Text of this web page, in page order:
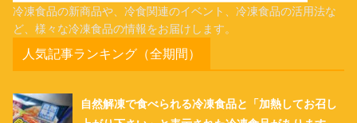
冷凍食品の新商品や、冷食関連のイベント、冷凍食品の活用法な
ど、様々な冷凍食品の情報をお届けします。
人気記事ランキング（全期間）
自然解凍で食べられる冷凍食品と「加熱してお召し